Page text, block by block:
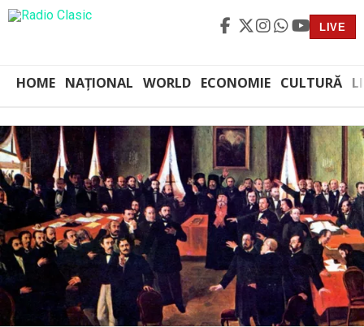
LIVE
HOME NAȚIONAL WORLD ECONOMIE CULTURĂ